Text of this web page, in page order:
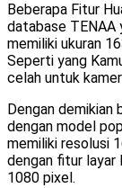
Beberapa Fitur
database TENAA
memiliki ukuran
Seperti yang
celah untuk
Dengan demikian
dengan model
memiliki resolusi
dengan fitur layar
1080 pixel.